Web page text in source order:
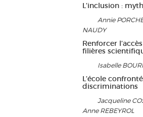
L’inclusion :
Annie
NAUDY
Renforcer
filières
Isabelle
L’école
discriminations
Jacqueline
Anne REBEYROL